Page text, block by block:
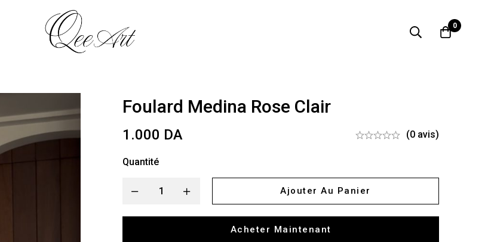
0
Foulard Medina Rose Clair
1.000 DA (0 avis)
Quantité
Ajouter Au Panier
Acheter Maintenant